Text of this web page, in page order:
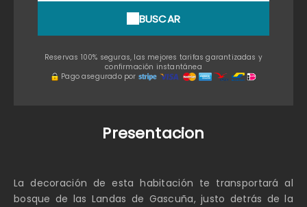
BUSCAR
Reservas 100% seguras, las mejores tarifas garantizadas y
confirmación instantánea
Pago asegurado por
Presentacion
La decoración de esta habitación te transportará al
bosque de las Landas de Gascuña, justo detrás de la